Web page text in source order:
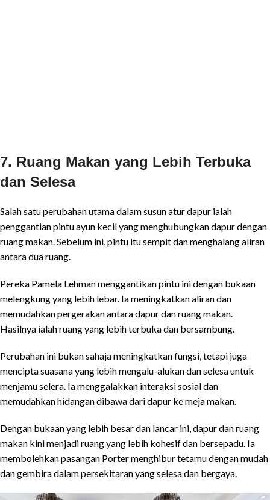
7. Ruang Makan yang Lebih Terbuka
dan Selesa
Salah satu perubahan utama dalam susun atur dapur ialah
penggantian pintu ayun kecil yang menghubungkan dapur dengan
ruang makan. Sebelum ini, pintu itu sempit dan menghalang aliran
antara dua ruang.
Pereka Pamela Lehman menggantikan pintu ini dengan bukaan
melengkung yang lebih lebar. Ia meningkatkan aliran dan
memudahkan pergerakan antara dapur dan ruang makan.
Hasilnya ialah ruang yang lebih terbuka dan bersambung.
Perubahan ini bukan sahaja meningkatkan fungsi, tetapi juga
mencipta suasana yang lebih mengalu-alukan dan selesa untuk
menjamu selera. Ia menggalakkan interaksi sosial dan
memudahkan hidangan dibawa dari dapur ke meja makan.
Dengan bukaan yang lebih besar dan lancar ini, dapur dan ruang
makan kini menjadi ruang yang lebih kohesif dan bersepadu. Ia
membolehkan pasangan Porter menghibur tetamu dengan mudah
dan gembira dalam persekitaran yang selesa dan bergaya.